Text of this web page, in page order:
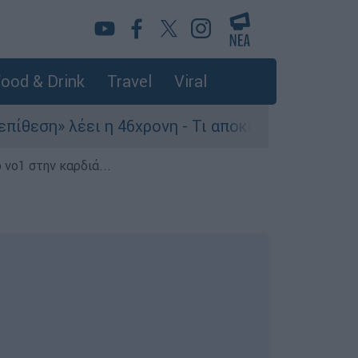
& Drink Travel Viral
- Τι αποκάλυψε στους αστυνομικούς
στην καρδιά...